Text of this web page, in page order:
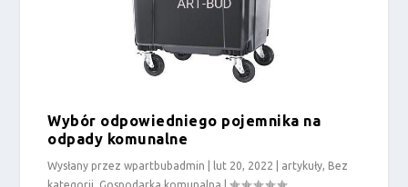
Wybór odpowiedniego pojemnika na
odpady komunalne
Wysłany przezwpartbubadmin lut 20, 2022 artykuły, Bez